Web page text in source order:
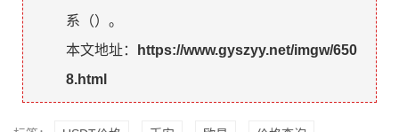
系（）。
本文地址：
https://www.gyszyy.net/imgw/650
8.html